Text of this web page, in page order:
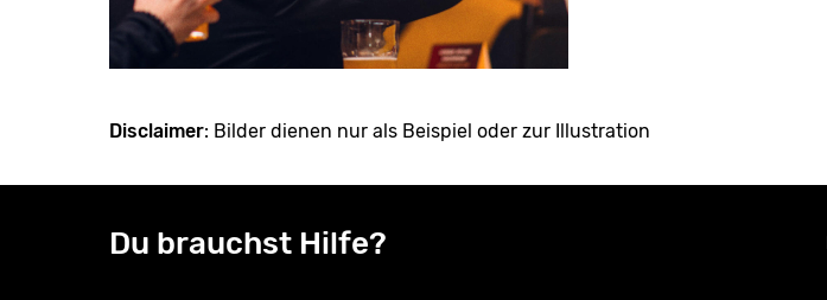
Disclaimer: Bilder dienen nur als Beispiel oder zur Illustration
Du brauchst Hilfe?